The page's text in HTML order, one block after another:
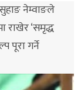
नेम्वाङले
राखेर ‘समृद्ध
पूरा गर्ने